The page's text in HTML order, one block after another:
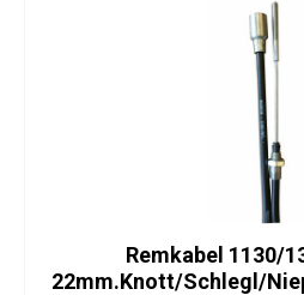
Remkabel 1130/
22mm.Knott/Schlegl/